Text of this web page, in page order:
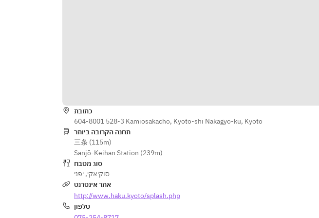
כתובת
604-8001 528-3 Kamiosakacho, Kyoto-shi Nakagyo-ku, Kyoto
תחנה הקרובה ביותר
三条 (115m)
Sanjō-Keihan Station (239m)
סוג מטבח
סוקיאקי, יפני
אתר אינטרנט
http://www.haku.kyoto/splash.php
טלפון